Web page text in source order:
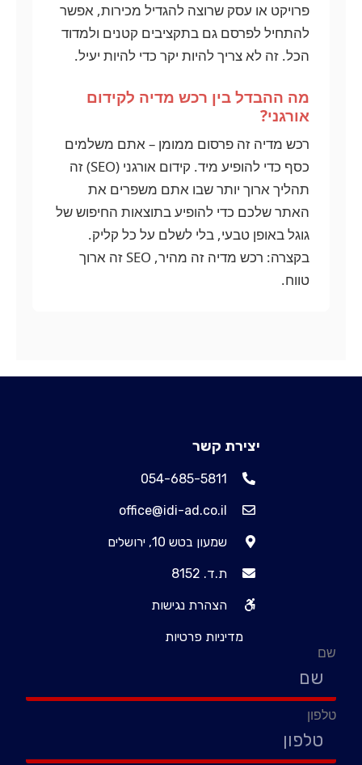
פרויקט או עסק שרוצה להגדיל מכירות, אפשר
להתחיל לפרסם גם בתקציבים קטנים ולמדוד
הכל. זה לא צריך להיות יקר כדי להיות יעיל.
מה ההבדל בין רכש מדיה לקידום
אורגני?
רכש מדיה זה פרסום ממומן – אתם משלמים
כסף כדי להופיע מיד. קידום אורגני (SEO) זה
תהליך ארוך יותר שבו אתם משפרים את
האתר שלכם כדי להופיע בתוצאות החיפוש של
גוגל באופן טבעי, בלי לשלם על כל קליק.
בקצרה: רכש מדיה זה מהיר, SEO זה ארוך
טווח.
יצירת קשר
054-685-5811
office@idi-ad.co.il
שמעון בטש 10, ירושלים
ת.ד. 8152
הצהרת נגישות
מדיניות פרטיות
שם
טלפון